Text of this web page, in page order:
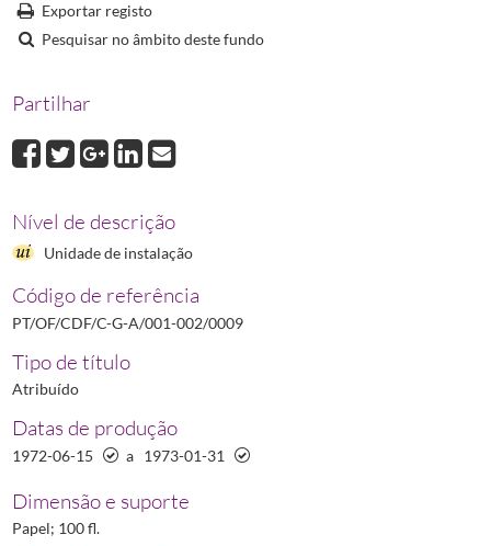
0009Livro de Atas da Comissão Administrativa do Sindicato Nacional
Exportar registo
Pesquisar no âmbito deste fundo
Partilhar
Nível de descrição
Unidade de instalação
Código de referência
PT/OF/CDF/C-G-A/001-002/0009
Tipo de título
Atribuído
Datas de produção
1972-06-15 a 1973-01-31
Dimensão e suporte
Papel; 100 fl.